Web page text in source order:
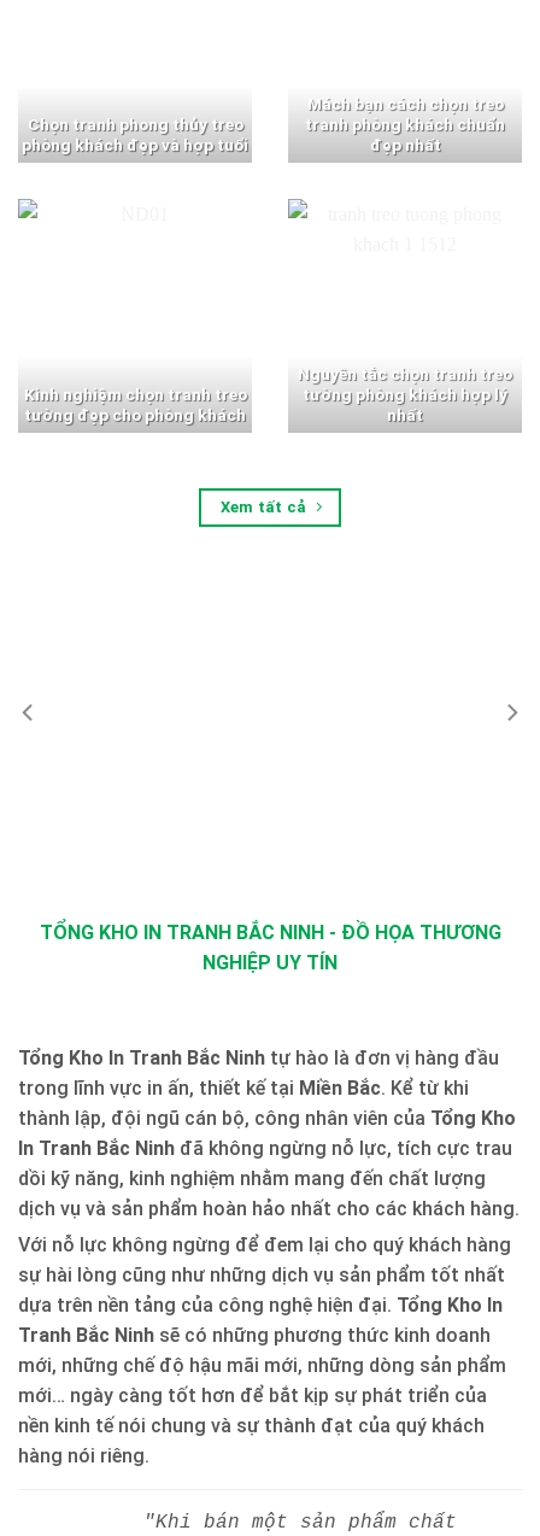
Chọn tranh phong thủy treo
phòng khách đẹp và hợp tuổi
Mách bạn cách chọn treo
tranh phòng khách chuẩn
đẹp nhất
Kinh nghiệm chọn tranh treo
tường đẹp cho phòng khách
Nguyên tắc chọn tranh treo
tường phòng khách hợp lý
nhất
Xem tất cả
TỔNG KHO IN TRANH BẮC NINH - ĐỒ HỌA THƯƠNG
NGHIỆP UY TÍN
Tổng Kho In Tranh Bắc Ninh tự hào là đơn vị hàng đầu
trong lĩnh vực in ấn, thiết kế tại Miền Bắc. Kể từ khi
thành lập, đội ngũ cán bộ, công nhân viên của Tổng Kho
In Tranh Bắc Ninh đã không ngừng nỗ lực, tích cực trau
dồi kỹ năng, kinh nghiệm nhằm mang đến chất lượng
dịch vụ và sản phẩm hoàn hảo nhất cho các khách hàng.
Với nỗ lực không ngừng để đem lại cho quý khách hàng
sự hài lòng cũng như những dịch vụ sản phẩm tốt nhất
dựa trên nền tảng của công nghệ hiện đại. Tổng Kho In
Tranh Bắc Ninh sẽ có những phương thức kinh doanh
mới, những chế độ hậu mãi mới, những dòng sản phẩm
mới… ngày càng tốt hơn để bắt kịp sự phát triển của
nền kinh tế nói chung và sự thành đạt của quý khách
hàng nói riêng.
"Khi bán một sản phẩm chất